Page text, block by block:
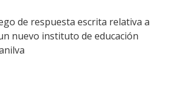
de respuesta escrita relativa a
nuevo instituto de educación